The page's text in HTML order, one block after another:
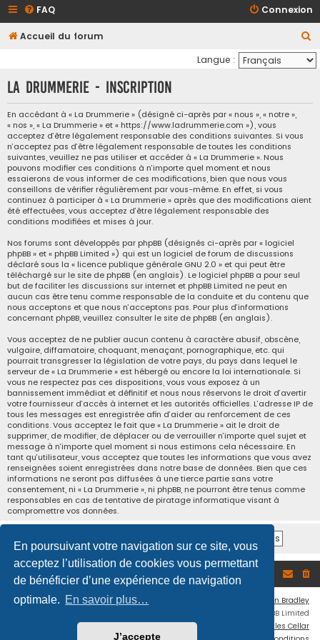
En poursuivant votre navigation sur ce site, vous
acceptez l’utilisation de cookies vous permettant
de bénéficier d’une expérience de navigation
optimale. En savoir plus…
J’accepte
FAQ Connexion
Accueil du forum
e
c
Langue :
La Drummerie - Inscription
En accédant à « La Drummerie » (désigné ci-après par « nous », « notre »,
« nos », « La Drummerie » et « https://www.ladrummerie.com »), vous
acceptez d’être légalement responsable des conditions suivantes. Si vous
n’acceptez pas d’être légalement responsable de toutes les conditions
suivantes, veuillez ne pas utiliser et accéder à « La Drummerie ». Nous
pouvons modifier ces conditions à n’importe quel moment et nous
essaierons de vous informer de ces modifications, bien que nous vous
conseillons de vérifier régulièrement par vous-même. En effet, si vous
continuez à participer à « La Drummerie » après que des modifications aient
été effectuées, vous acceptez d’être légalement responsable des
conditions modifiées et mises à jour.
Nos forums sont développés par phpBB (désignés ci-après par « logiciel
phpBB » et « phpBB Limited ») qui est un logiciel de forum de discussions
déclaré sous la « licence publique générale GNU 2.0 » et qui peut être
téléchargé sur le site de phpBB (en anglais). Le logiciel phpBB a pour seul
but de faciliter les discussions sur internet et phpBB Limited ne peut en
aucun cas être tenu comme responsable de la conduite et du contenu que
nous acceptons et que nous n’acceptons pas. Pour plus d’informations
concernant phpBB, veuillez consulter le site de phpBB (en anglais).
Vous acceptez de ne publier aucun contenu à caractère abusif, obscène,
vulgaire, diffamatoire, choquant, menaçant, pornographique, etc. qui
pourrait transgresser la législation de votre pays, du pays dans lequel le
serveur de « La Drummerie » est hébergé ou encore la loi internationale. Si
vous ne respectez pas ces dispositions, vous vous exposez à un
bannissement immédiat et définitif et nous nous réservons le droit d’avertir
votre fournisseur d’accès à internet et les autorités officielles. L’adresse IP de
tous les messages est enregistrée afin d’aider au renforcement de ces
conditions. Vous acceptez le fait que « La Drummerie » ait le droit de
supprimer, de modifier, de déplacer ou de verrouiller n’importe quel sujet et
message à n’importe quel moment si nous estimons cela nécessaire. En
tant qu’utilisateur, vous acceptez que toutes les informations que vous avez
renseignées soient enregistrées dans notre base de données. Bien que ces
informations ne seront pas diffusées à une tierce partie sans votre
consentement, ni « La Drummerie », ni phpBB, ne pourront être tenus comme
responsables en cas de tentative de piratage informatique visant à
compromettre vos données.
Accueil du forum
Ian Bradley
® Forum Software © phpBB Limited
Traduction française officielle
Miles Cellar